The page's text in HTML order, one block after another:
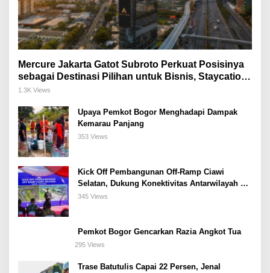
Mercure Jakarta Gatot Subroto Perkuat Posisinya
sebagai Destinasi Pilihan untuk Bisnis, Staycation,
Meeting, dan Kuliner di Jakarta Selatan
1.3K Views
Upaya Pemkot Bogor Menghadapi Dampak
Kemarau Panjang
353 Views
Kick Off Pembangunan Off-Ramp Ciawi
Selatan, Dukung Konektivitas Antarwilayah di
Bogor Selatan
345 Views
Pemkot Bogor Gencarkan Razia Angkot Tua
295 Views
Trase Batutulis Capai 22 Persen, Jenal